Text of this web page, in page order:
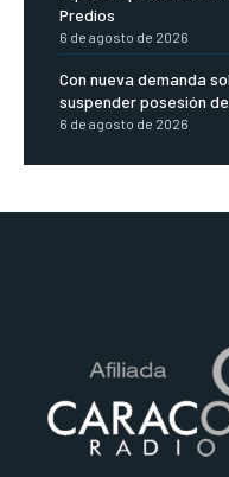
Predios
6 de agosto de 2026
Con nueva demanda
suspender posesión
6 de agosto de 2026